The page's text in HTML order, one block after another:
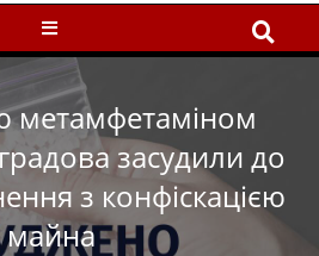
метамфетаміном
засудили до
з конфіскацією
майна